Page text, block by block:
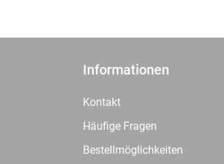
Informationen
Kontakt
Häufige Fragen
Bestellmöglichkeiten